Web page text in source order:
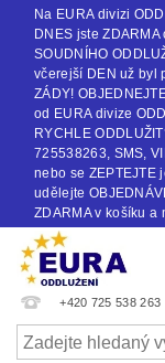
Na EURA divizi
DNES jste
SOUDNÍHO
včerejší DEN už byl
ZÁDY!
od EURA divize
RYCHLE
725538263, SMS,
nebo se ZEPTEJTE
udělejte
ZDARMA v košíku a
+420 725 538 263